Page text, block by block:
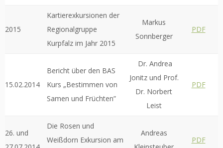
2015
Kartierexkursionen der
Regionalgruppe
Kurpfalz im Jahr 2015
Markus
Sonnberger
PDF
15.02.2014
Bericht über den BAS
Kurs „Bestimmen von
Samen und Früchten”
Dr. Andrea
Jonitz und Prof.
Dr. Norbert
Leist
PDF
26. und
Die Rosen und
Weißdorn Exkursion am
Andreas
PDF